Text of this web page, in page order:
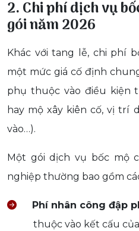
2. Chi phí dịch vụ
gói năm 2026
Khác với tang lễ, chi phí
một mức giá cố định
phụ thuộc vào điều kiện
hay mộ xây kiên cố, vị trí
vào…).
Một gói dịch vụ bốc mộ
nghiệp thường bao gồm
Phí nhân công đập
thuộc vào kết cấu